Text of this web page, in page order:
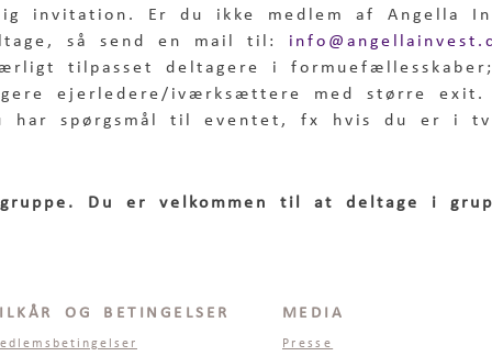
invitation. Er du ikke medlem af Angella
så send en mail til:
tilpasset deltagere i
ejerledere/iværksættere med større
har spørgsmål til eventet, fx hvis du er i
Du er velkommen til at deltage i
OG BETINGELSER MEDIA
Presse